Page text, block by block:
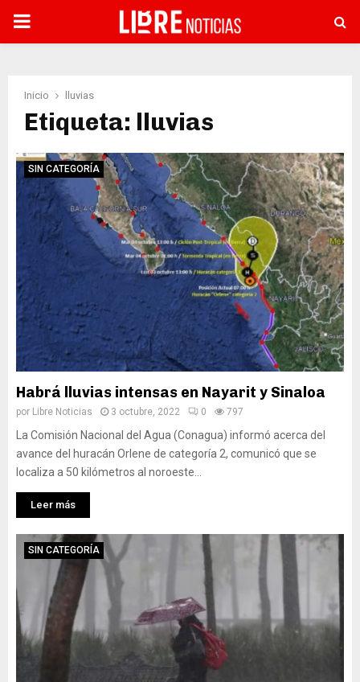
PRIMARY
Inicio lluvias
Etiqueta: lluvias
SIN CATEGORÍA
Habrá lluvias intensas en Nayarit y Sinaloa
por Libre Noticias 3 octubre, 2022 0 797
La Comisión Nacional del Agua (Conagua) informó acerca del
avance del huracán Orlene de categoría 2, comunicó que se
localiza a 50 kilómetros al noroeste...
Leer más
SIN CATEGORÍA